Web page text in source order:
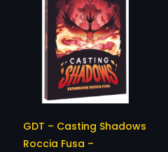
GDT – Casting Shadows
Roccia Fusa –